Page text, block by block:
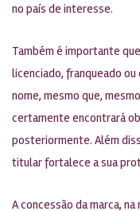
no país de interesse.
Também é importante
licenciado, franqueado
nome, mesmo que,
certamente encontrará
posteriormente. Além
titular fortalece a sua
A concessão da marca,